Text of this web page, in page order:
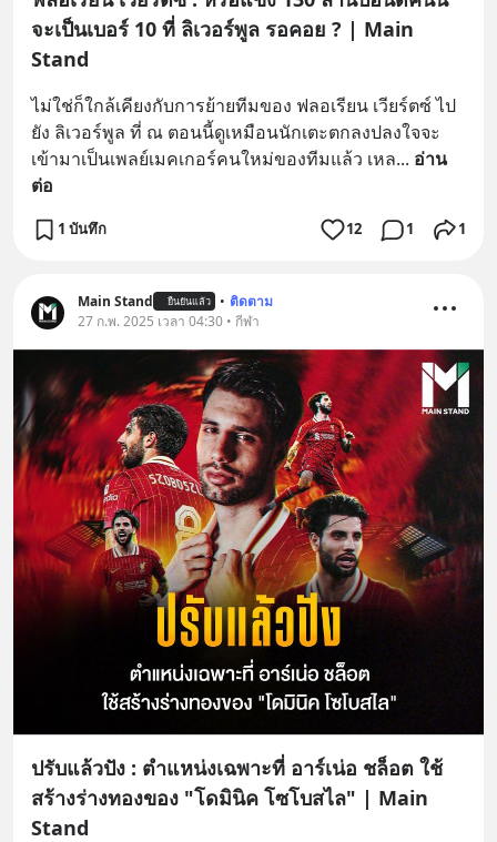
จะเป็นเบอร์ 10 ที่ ลิเวอร์พูล รอคอย ? | Main
Stand
ไม่ใช่ก็ใกล้เคียงกับการย้ายทีมของ ฟลอเรียน เวียร์ตซ์ ไป
ยัง ลิเวอร์พูล ที่ ณ ตอนนี้ดูเหมือนนักเตะตกลงปลงใจจะ
เข้ามาเป็นเพลย์เมคเกอร์คนใหม่ของทีมแล้ว เหล... อ่าน
ต่อ
1 บันทึก 12 1 1
Main Stand ยืนยันแล้ว • ติดตาม
27 ก.พ. 2025 เวลา 04:30 • กีฬา
ปรับแล้วปัง : ตำแหน่งเฉพาะที่ อาร์เน่อ ชล็อต ใช้
สร้างร่างทองของ "โดมินิค โซโบสไล" | Main
Stand